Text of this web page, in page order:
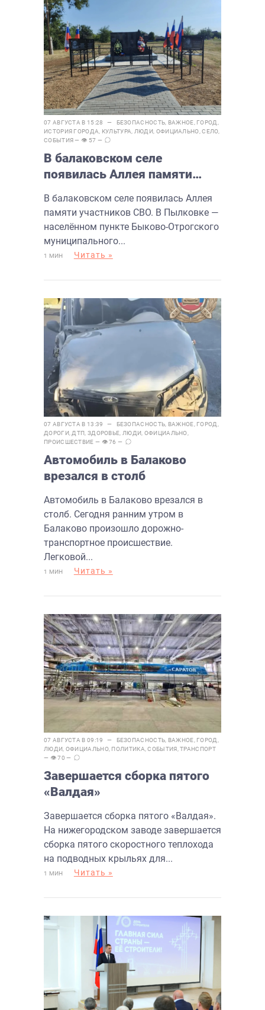
07 АВГУСТА В 15:28 — БЕЗОПАСНОСТЬ ВАЖНОЕ ГОРОД
ИСТОРИЯ ГОРОДА
КУЛЬТУРА ЛЮДИ ОФИЦИАЛЬНО ,СЕЛО
СОБЫТИЯ— 👁 57 —
В балаковском селе
появилась Аллея памяти
В балаковском селе появилась Аллея
памяти участников СВО. В Пылковке —
населённом пункте Быково-Отрогского
муниципального...
1 МИН Читать »
07 АВГУСТА В 13:39 — БЕЗОПАСНОСТЬ ВАЖНОЕ ГОРОД
ДОРОГИ, ДТП ЗДОРОВЬЕ ЛЮДИ ОФИЦИАЛЬНО
ПРОИСШЕСТВИЕ — 👁 76 —
Автомобиль в Балаково
врезался в столб
Автомобиль в Балаково врезался в
столб. Сегодня ранним утром в
Балаково произошло дорожно-
транспортное происшествие.
Легковой...
1 МИН Читать »
07 АВГУСТА В 09:19 — БЕЗОПАСНОСТЬ ВАЖНОЕ ГОРОД
ЛЮДИ ОФИЦИАЛЬНО, ПОЛИТИКА ,СОБЫТИЯ ,ТРАНСПОРТ
— 👁 70 —
Завершается сборка пятого
«Валдая»
Завершается сборка пятого «Валдая».
На нижегородском заводе завершается
сборка пятого скоростного теплохода
на подводных крыльях для...
1 МИН Читать »